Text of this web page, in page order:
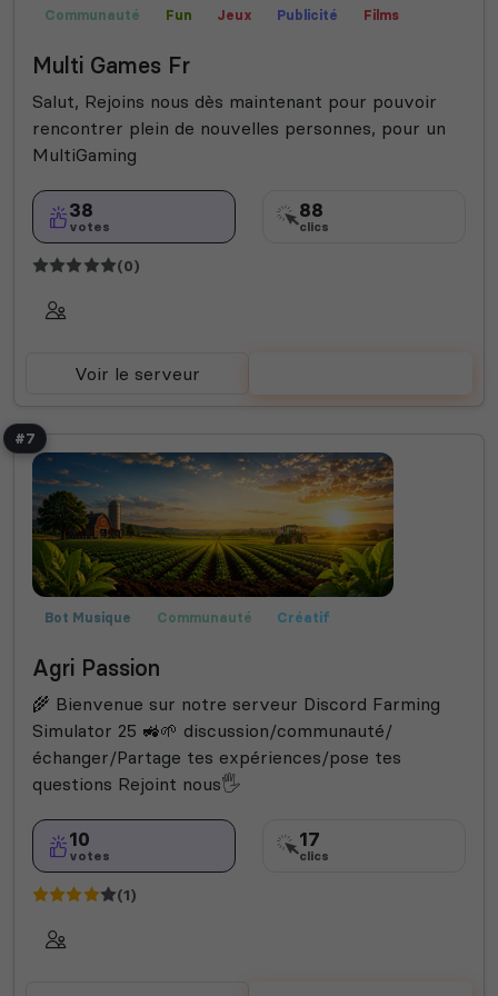
Communauté Fun Jeux Publicité
Films
Multi Games Fr
Salut, Rejoins nous dès maintenant pour pouvoir
rencontrer plein de nouvelles personnes, pour un
MultiGaming
38
votes
88
clics
(0)
Voir le serveur
#7
Bot Musique Communauté
Créatif
Semi-RP
Agri Passion
🌾 Bienvenue sur notre serveur Discord Farming
Simulator 25 🚜🌱 discussion/communauté/
échanger/Partage tes expériences/pose tes
questions Rejoint nous🖐️
10
votes
17
clics
(1)